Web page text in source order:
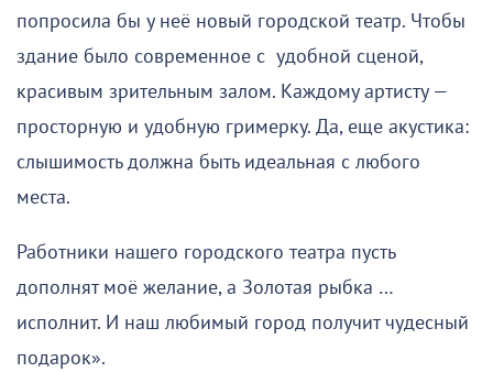
попросила бы у неё новый городской театр. Чтобы
здание было современное с удобной сценой,
красивым зрительным залом. Каждому артисту —
просторную и удобную гримерку. Да, еще акустика:
слышимость должна быть идеальная с любого
места.
Работники нашего городского театра пусть
дополнят моё желание, а Золотая рыбка …
исполнит. И наш любимый город получит чудесный
подарок».